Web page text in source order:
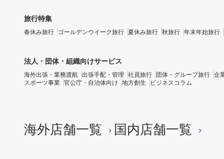
旅行特集
春休み旅行 ゴールデンウイーク旅行 夏休み旅行 秋旅行 年末年始旅行
法人・団体・組織向けサービス
海外出張・業務渡航 出張手配・管理 社員旅行 団体・グループ旅行 企
スポーツ事業 官公庁・自治体向け 地方創生 ビジネスコラム
海外店舗一覧 国内店舗一覧